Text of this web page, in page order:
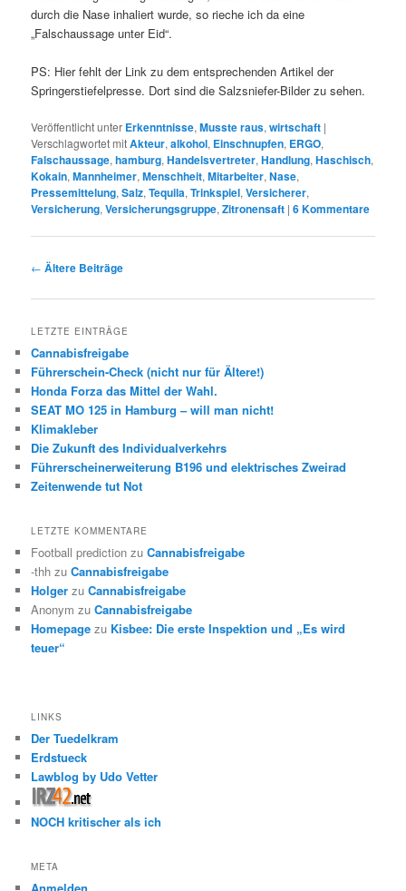
durch die Nase inhaliert wurde, so rieche ich da eine
„Falschaussage unter Eid“.
PS: Hier fehlt der Link zu dem entsprechenden Artikel der
Springerstiefelpresse. Dort sind die Salzsniefer-Bilder zu sehen.
Veröffentlicht unter Erkenntnisse,Musste raus,wirtschaft |
Verschlagwortet mitAkteur,alkohol, Einschnupfen, ERGO,
Falschaussage,hamburg,Handelsvertreter,Handlung,Haschisch,
Kokain,Mannheimer,Menschheit,Mitarbeiter,Nase,
Pressemittelung,Salz,Tequila,Trinkspiel,Versicherer,
Versicherung,Versicherungsgruppe,Zitronensaft |6Kommentare
Beitrags-
← Ältere Beiträge
LETZTE EINTRÄGE
Cannabisfreigabe
Führerschein-Check (nicht nur für Ältere!)
Honda Forza das Mittel der Wahl.
SEAT MO 125 in Hamburg – will man nicht!
Klimakleber
Die Zukunft des Individualverkehrs
Führerscheinerweiterung B196 und elektrisches Zweirad
Zeitenwende tut Not
LETZTE KOMMENTARE
Football prediction zuCannabisfreigabe
-thh zuCannabisfreigabe
Holger zuCannabisfreigabe
Anonym zuCannabisfreigabe
Homepage zu Kisbee: Die erste Inspektion und „Es wird
teuer“
LINKS
Der Tuedelkram
Erdstueck
Lawblog by Udo Vetter
NOCH kritischer als ich
META